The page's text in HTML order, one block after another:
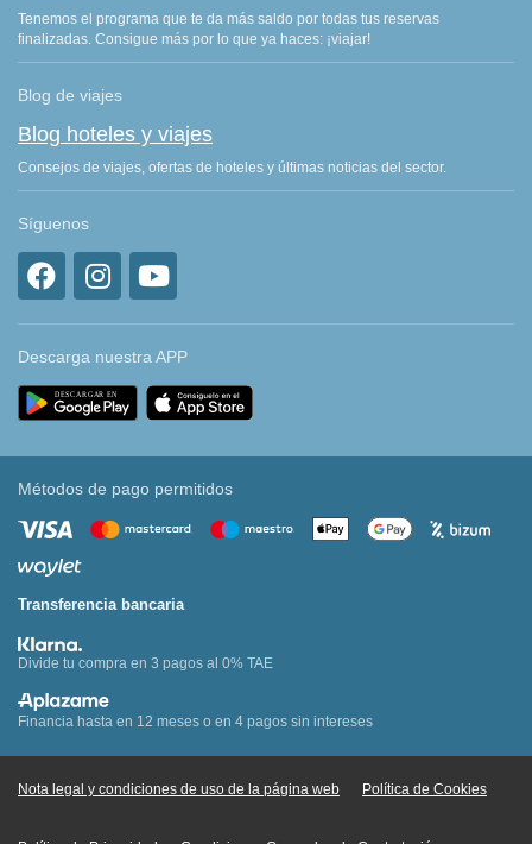
Tenemos el programa que te da más saldo por todas tus reservas
finalizadas. Consigue más por lo que ya haces: ¡viajar!
Blog de viajes
Blog hoteles y viajes
Consejos de viajes, ofertas de hoteles y últimas noticias del sector.
Síguenos
Descarga nuestra APP
Métodos de pago permitidos
Transferencia bancaria
Divide tu compra en 3 pagos al 0% TAE
Financia hasta en 12 meses o en 4 pagos sin intereses
Nota legal y condiciones de uso de la página web Política de Cookies